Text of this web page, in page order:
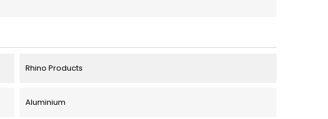
Rhino Products
Aluminium